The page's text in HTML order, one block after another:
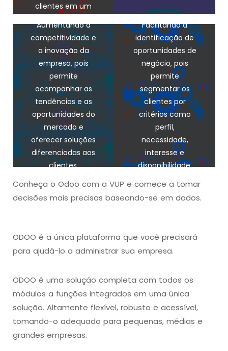
clientes em um
clientes em um
Aumentando a
competitividade e
a inovação da
empresa, pois
permite
acompanhar as
tendências e as
oportunidades do
mercado e
oferecer soluções
diferenciadas aos
clientes.
eficiência e a
produtividade dos
processos de
vendas, pois
permite
armazenar,
organizar e
acessar todas as
interações dos
clientes em um
Facilitando a
identificação de
oportunidades de
negócio, pois
permite
segmentar os
clientes por
critérios como
perfil,
necessidade,
interesse e
disponibilidade.
eficiência e a
produtividade dos
vendas, pois
permite
armazenar,
organizar e
acessar todas as
informações e
interações dos
clientes em um
Conheça o Odoo com a VUP e comece a tomar
decisões mais precisas baseando-se em dados.
ODOO é a única plataforma que você precisará
para ajudá-lo a administrar sua empresa.
ODOO é uma solução completa com todos os
módulos a funções integrados em uma única
solução. Altamente flexível, robusto e acessível,
tomando-o adequado para pequenas, médias e
grandes empresas.